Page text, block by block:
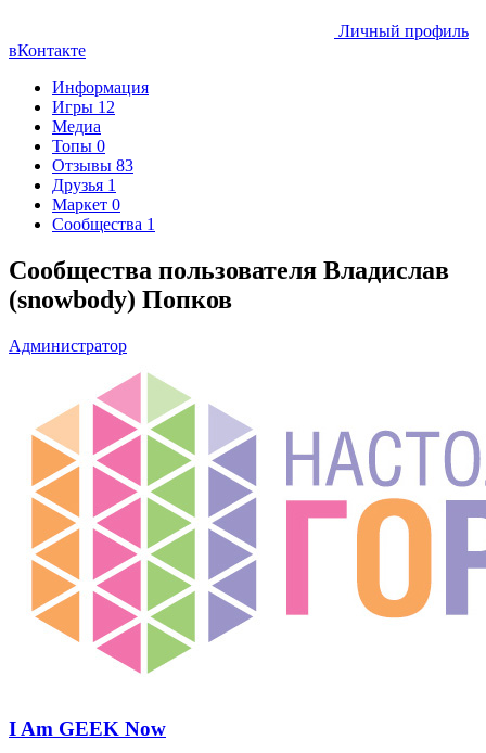
Личный профиль
вКонтакте
Информация
Игры 12
Медиа
Топы 0
Отзывы 83
Друзья 1
Маркет 0
Сообщества 1
Сообщества пользователя Владислав
(snowbody) Попков
Администратор
I Am GEEK Now